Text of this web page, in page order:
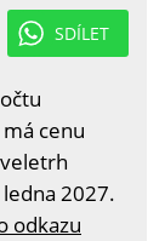
SDÍLET
cenu
2027.
odkazu